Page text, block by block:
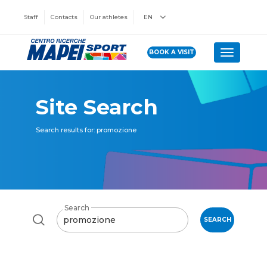
Staff Contacts Our athletes EN
BOOK A VISIT Toggle
Site Search
Search results for: promozione
Search
SEARCH